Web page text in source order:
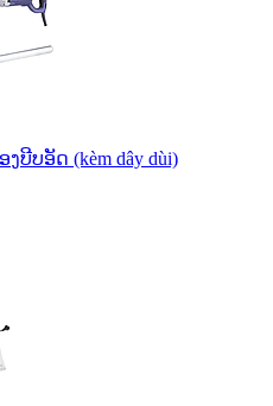
ງບີບອັດ (kèm dây dùi)